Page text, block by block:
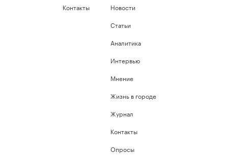
Контакты
Новости
Статьи
Аналитика
Интервью
Мнение
Жизнь в городе
Журнал
Контакты
Опросы